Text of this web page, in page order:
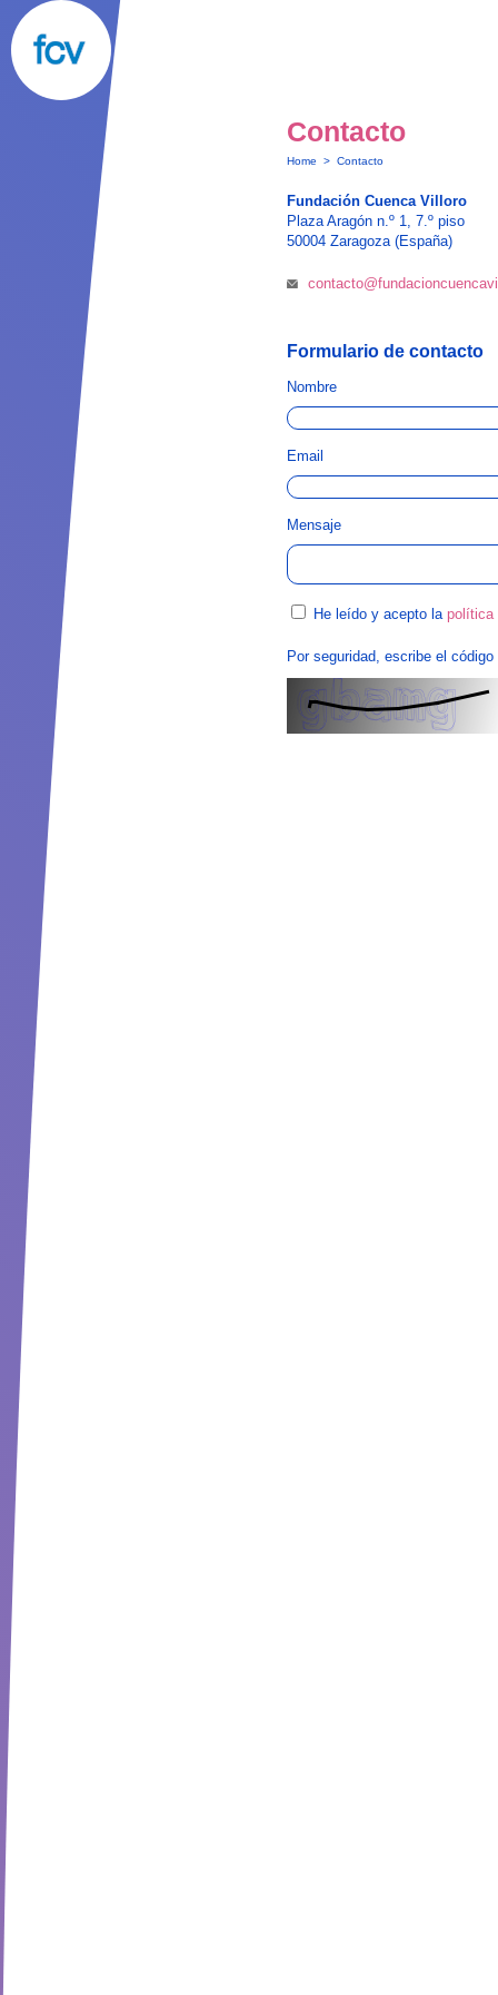
Contacto
Home > Contacto
Fundación Cuenca Villoro
Plaza Aragón n.º 1, 7.º piso
50004 Zaragoza (España)
Formulario de contacto
Nombre
Email
Mensaje
He leído y acepto la política
Por seguridad, escribe el